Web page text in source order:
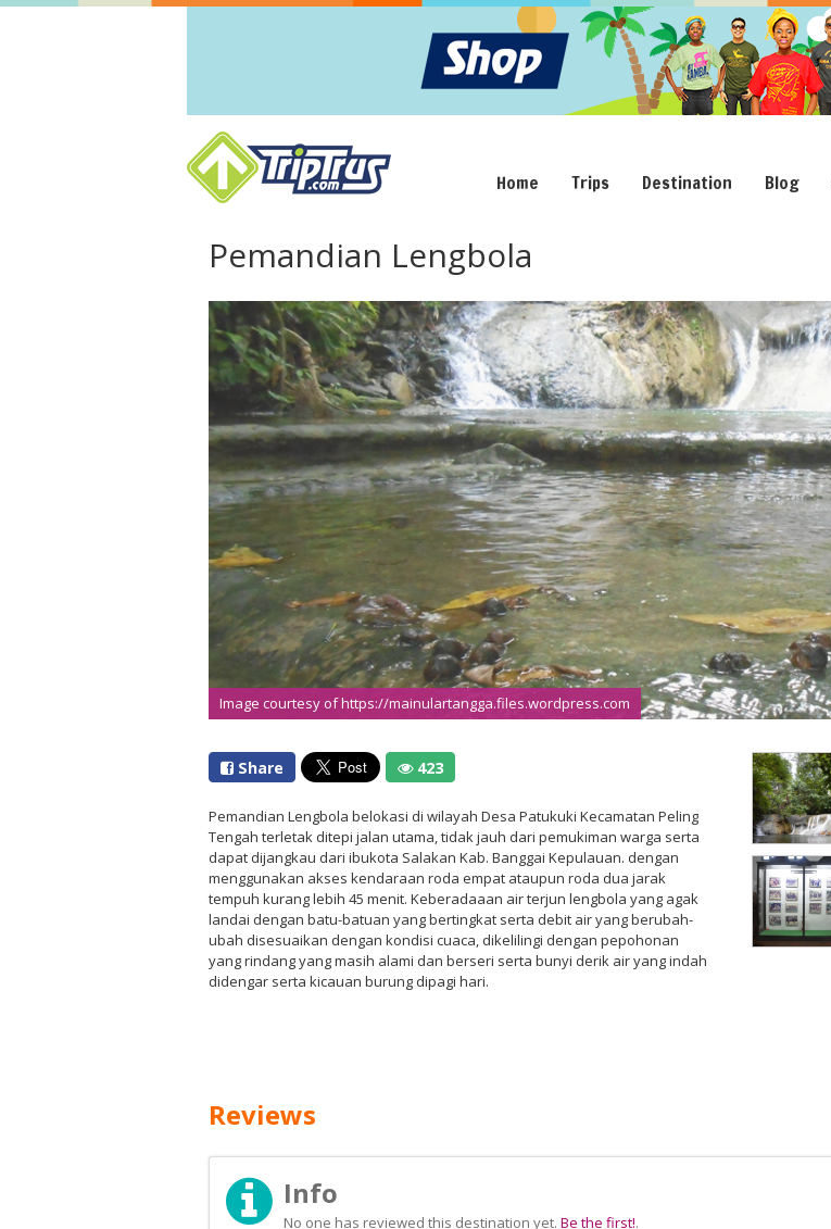
Home Trips Destination Blog
Pemandian Lengbola
Image courtesy of https://mainulartangga.files.wordpress.com
Share 423
Pemandian Lengbola belokasi di wilayah Desa Patukuki Kecamatan Peling
Tengah terletak ditepi jalan utama, tidak jauh dari pemukiman warga serta
dapat dijangkau dari ibukota Salakan Kab. Banggai Kepulauan. dengan
menggunakan akses kendaraan roda empat ataupun roda dua jarak
tempuh kurang lebih 45 menit. Keberadaaan air terjun lengbola yang agak
landai dengan batu-batuan yang bertingkat serta debit air yang berubah-
ubah disesuaikan dengan kondisi cuaca, dikelilingi dengan pepohonan
yang rindang yang masih alami dan berseri serta bunyi derik air yang indah
didengar serta kicauan burung dipagi hari.
Reviews
Info
No one has reviewed this destination yet. Be the first!.